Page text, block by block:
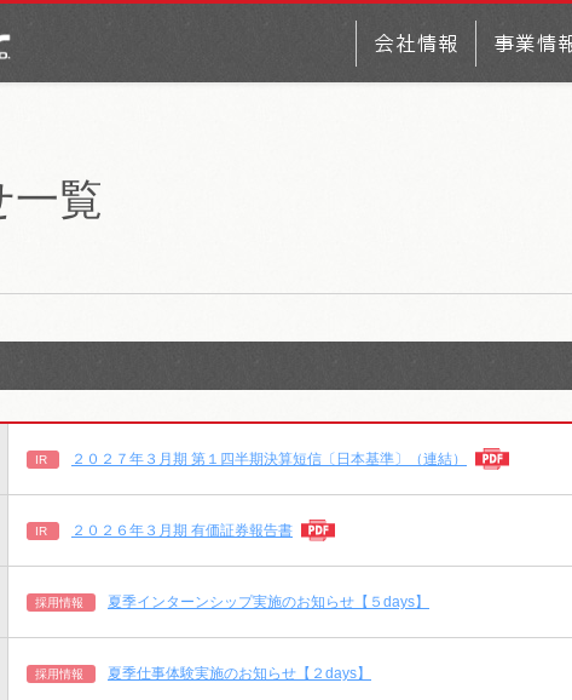
一覧
IR ２０２７年３月期 第１四半期決算短信〔日本基準〕（連結）
IR ２０２６年３月期 有価証券報告書
採用情報 夏季インターンシップ実施のお知らせ【５days】
採用情報 夏季仕事体験実施のお知らせ【２days】